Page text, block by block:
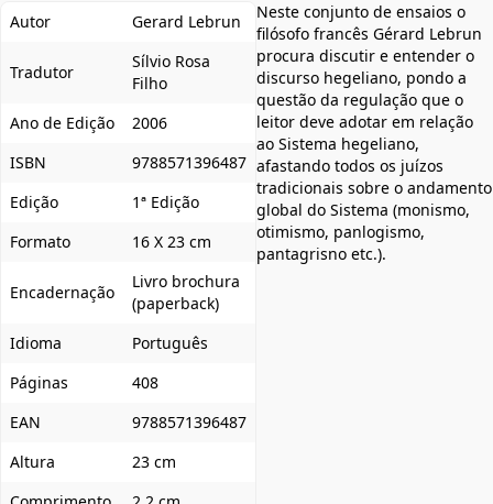
Autor Gerard Lebrun
Tradutor
Sílvio Rosa
Filho
Ano de Edição
2006
ISBN
9788571396487
Edição
1ª Edição
Formato
16 X 23 cm
Encadernação
Livro brochura
(paperback)
Idioma
Português
Páginas
408
EAN
9788571396487
Altura
23 cm
Neste conjunto de ensaios o
filósofo francês Gérard Lebrun
procura discutir e entender o
discurso hegeliano, pondo a
questão da regulação que o
leitor deve adotar em relação
ao Sistema hegeliano,
afastando todos os juízos
tradicionais sobre o andamento
global do Sistema (monismo,
otimismo, panlogismo,
pantagrisno etc.).